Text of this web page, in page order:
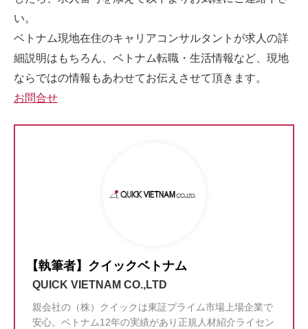
い。
ベトナム現地在住のキャリアコンサルタントが求人の詳
細説明はもちろん、ベトナム転職・生活情報など、現地
ならではの情報もあわせてお伝えさせて頂きます。
お問合せ
【執筆者】クイックベトナム
QUICK VIETNAM CO.,LTD
親会社の（株）クイックは東証プライム市場上場企業で
安心。ベトナム12年の実績があり正規人材紹介ライセン